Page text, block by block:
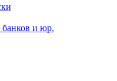
и юр.